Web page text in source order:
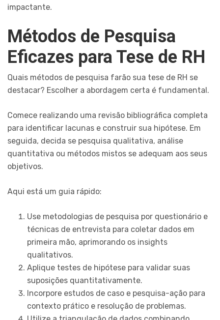
impactante.
Métodos de Pesquisa
Eficazes para Tese de RH
Quais métodos de pesquisa farão sua tese de RH se
destacar? Escolher a abordagem certa é fundamental.
Comece realizando uma revisão bibliográfica completa
para identificar lacunas e construir sua hipótese. Em
seguida, decida se pesquisa qualitativa, análise
quantitativa ou métodos mistos se adequam aos seus
objetivos.
Aqui está um guia rápido:
Use metodologias de pesquisa por questionário e
técnicas de entrevista para coletar dados em
primeira mão, aprimorando os insights
qualitativos.
Aplique testes de hipótese para validar suas
suposições quantitativamente.
Incorpore estudos de caso e pesquisa-ação para
contexto prático e resolução de problemas.